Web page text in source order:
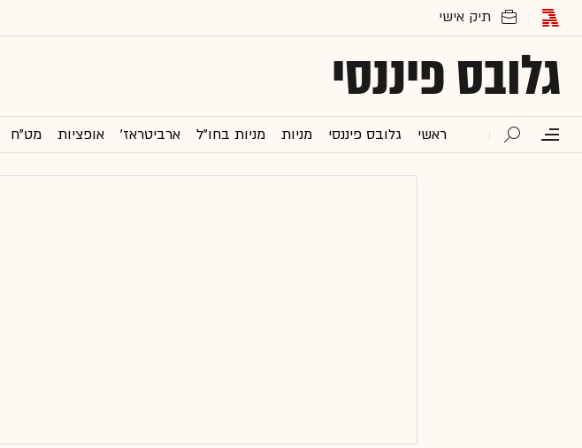
גלובס פיננסי
ראשי גלובס פיננסי מניות מניות בחו"ל ארביטראז' אופציות מט"ח